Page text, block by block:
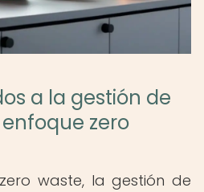
a la gestión de
zero
waste, la gestión de